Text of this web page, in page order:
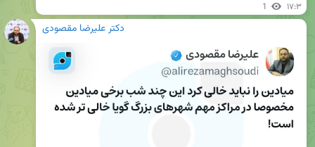
1 ۱۷:۳
دکتر علیرضا مقصودی